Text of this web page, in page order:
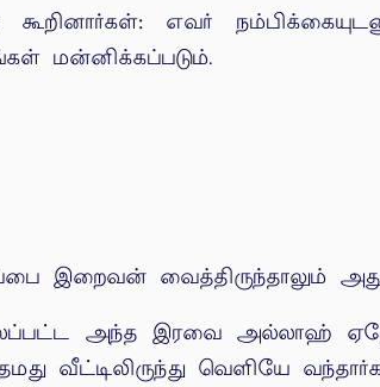
எவர்
மன்னிக்கப்படும்.
இறைவன் வைத்திருந்தாலும்
அந்த இரவை அல்லாஹ்
வீட்டிலிருந்து வெளியே